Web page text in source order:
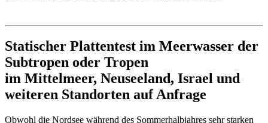
Statischer Plattentest im Meerwasser der
Subtropen oder Tropen
im Mittelmeer, Neuseeland, Israel und
weiteren Standorten auf Anfrage
Obwohl die Nordsee während des Sommerhalbjahres sehr starken